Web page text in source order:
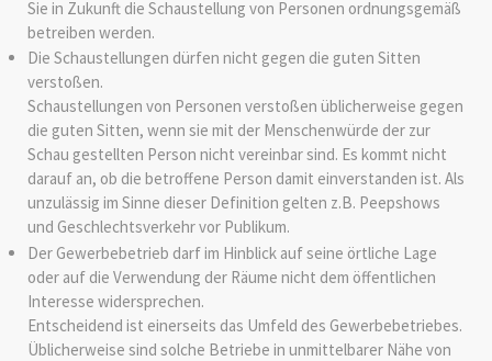
Sie in Zukunft die Schaustellung von Personen ordnungsgemäß
betreiben werden.
Die Schaustellungen dürfen nicht gegen die guten Sitten
verstoßen.
Schaustellungen von Personen verstoßen üblicherweise gegen
die guten Sitten, wenn sie mit der Menschenwürde der zur
Schau gestellten Person nicht vereinbar sind. Es kommt nicht
darauf an, ob die betroffene Person damit einverstanden ist. Als
unzulässig im Sinne dieser Definition gelten z.B. Peepshows
und Geschlechtsverkehr vor Publikum.
Der Gewerbebetrieb darf im Hinblick auf seine örtliche Lage
oder auf die Verwendung der Räume nicht dem öffentlichen
Interesse widersprechen.
Entscheidend ist einerseits das Umfeld des Gewerbebetriebes.
Üblicherweise sind solche Betriebe in unmittelbarer Nähe von